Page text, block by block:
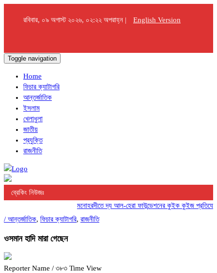
রবিবার, ০৯ অগাস্ট ২০২৬, ০২:২২ অপরাহ্ন | English Version
Toggle navigation
Home
ফিচার ক্যাটাগরি
আন্তর্জাতিক
ইসলাম
খেলাধুলা
জাতীয়
প্রযুক্তি
রাজনীতি
ব্রেকিং নিউজঃ
মনোহরদীতে দ্য আল-হেরা ফাউন্ডেশনের কুইক কুইজ
/ আন্তর্জাতিক, ফিচার ক্যাটাগরি, রাজনীতি
ওসমান হাদি মারা গেছেন
Reporter Name / ৩৮৩ Time View